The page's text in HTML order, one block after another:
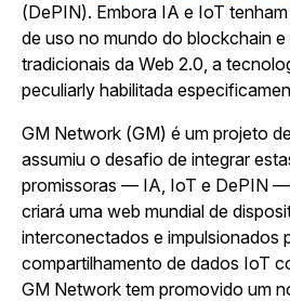
(DePIN). Embora IA e IoT
de uso no mundo do blockchain
tradicionais da Web 2.0, a
peculiarly habilitada
GM Network (GM) é um projeto
assumiu o desafio de integrar
promissoras — IA, IoT e DePIN
criará uma web mundial de
interconectados e impulsionados
compartilhamento de dados IoT
GM Network tem promovido um